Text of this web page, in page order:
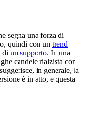
segna una forza di
quindi con un trend
di un supporto. In una
candele rialzista con
in generale, la
è in atto, e questa